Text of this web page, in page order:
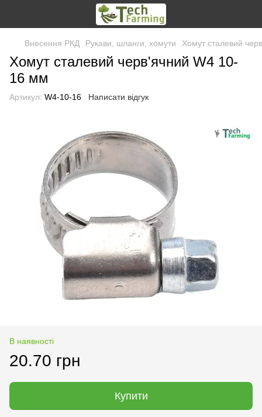
Внесення РКД Рукави, шланги, хомути Хомут сталевий
Хомут сталевий черв'ячний W4 10-
16 мм
Артикул: W4-10-16 Написати відгук
В наявності
20.70 грн
Купити